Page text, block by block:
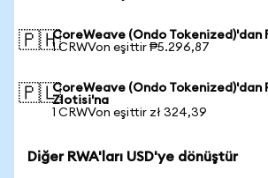
🇵🇭CoreWeave (Ondo Tokenized)'dan
1 CRWVon eşittir ₱5.296,87
🇵🇱CoreWeave (Ondo Tokenized)'dan
Zlotisi'na
1 CRWVon eşittir zł 324,39
Diğer RWA'ları USD'ye dönüştür